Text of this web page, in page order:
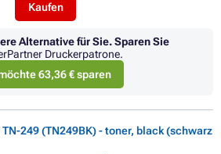
Kaufen
Alternative für Sie.Sparen Sie
Druckerpatrone.
63,36 € sparen
249 (TN249BK) - toner, black (schwarz